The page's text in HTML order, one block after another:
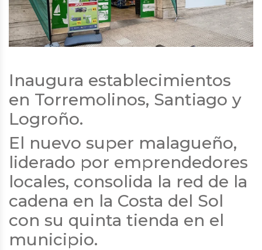
Inaugura establecimientos
en Torremolinos, Santiago y
Logroño.
El nuevo super malagueño,
liderado por emprendedores
locales, consolida la red de la
cadena en la Costa del Sol
con su quinta tienda en el
municipio.